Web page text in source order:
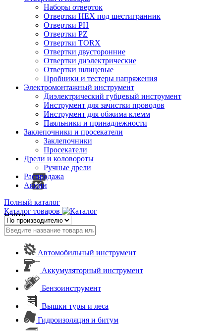
Наборы отверток
Отвертки HEX под шестигранник
Отвертки PH
Отвертки PZ
Отвертки TORX
Отвертки двусторонние
Отвертки диэлектрические
Отвертки шлицевые
Пробники и тестеры напряжения
Электромонтажный инструмент
Диэлектрический губцевый инструмент
Инструмент для зачистки проводов
Инструмент для обжима клемм
Паяльники и принадлежности
Заклепочники и просекатели
Заклепочники
Просекатели
Дрели и коловороты
Ручные дрели
Распродажа
Акции
Полный каталог
Каталог товаров
Найти
Автомобильный инструмент
Аккумуляторный инструмент
Бензоинструмент
Вышки туры и леса
Гидроизоляция и битум